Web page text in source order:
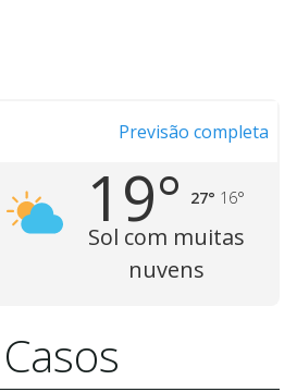
Previsão completa
19° 27° 16°
Sol com muitas
nuvens